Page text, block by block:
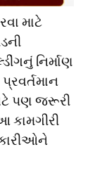
માટે
નિર્માણ
પણ જરૂરી